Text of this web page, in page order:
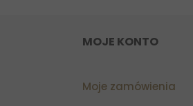
MOJE KONTO
Moje zamówienia